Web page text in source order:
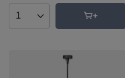
Ilość produktów